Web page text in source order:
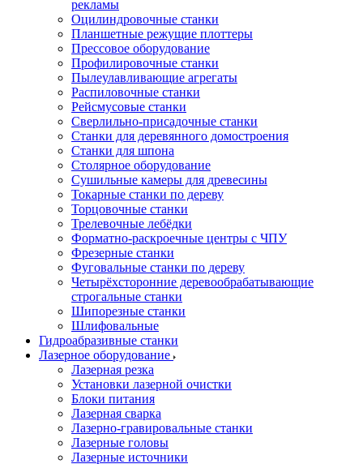
рекламы
Оцилиндровочные станки
Планшетные режущие плоттеры
Прессовое оборудование
Профилировочные станки
Пылеулавливающие агрегаты
Распиловочные станки
Рейсмусовые станки
Сверлильно-присадочные станки
Станки для деревянного домостроения
Станки для шпона
Столярное оборудование
Сушильные камеры для древесины
Токарные станки по дереву
Торцовочные станки
Трелевочные лебёдки
Форматно-раскроечные центры с ЧПУ
Фрезерные станки
Фуговальные станки по дереву
Четырёхсторонние деревообрабатывающие
строгальные станки
Шипорезные станки
Шлифовальные
Гидроабразивные станки
Лазерное оборудование
Лазерная резка
Установки лазерной очистки
Блоки питания
Лазерная сварка
Лазерно-гравировальные станки
Лазерные головы
Лазерные источники